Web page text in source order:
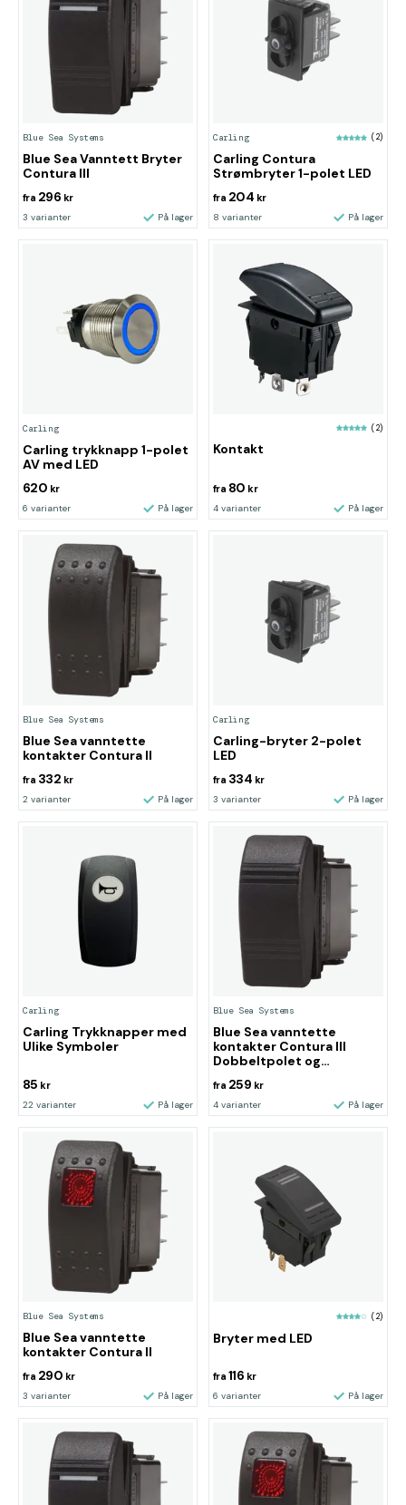
Blue Sea Systems
Blue Sea Vanntett Bryter
Contura III
fra 296 kr
3 varianter På lager
Carling (2)
Carling Contura
Strømbryter 1-polet LED
fra 204 kr
8 varianter På lager
Carling
Carling trykknapp 1-polet
AV med LED
620 kr
6 varianter På lager
(2)
Kontakt
fra 80 kr
4 varianter På lager
Blue Sea Systems
Blue Sea vanntette
kontakter Contura II
fra 332 kr
2 varianter På lager
Carling
Carling-bryter 2-polet
LED
fra 334 kr
3 varianter På lager
Carling
Carling Trykknapper med
Ulike Symboler
85 kr
22 varianter På lager
Blue Sea Systems
Blue Sea vanntette
kontakter Contura III
Dobbeltpolet og
fra 259 kr
4 varianter På lager
Blue Sea Systems
Blue Sea vanntette
kontakter Contura II
fra 290 kr
3 varianter På lager
(2)
Bryter med LED
fra 116 kr
6 varianter På lager